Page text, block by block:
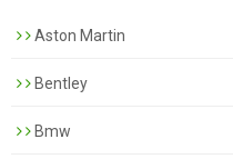
Aston Martin
Bentley
Bmw